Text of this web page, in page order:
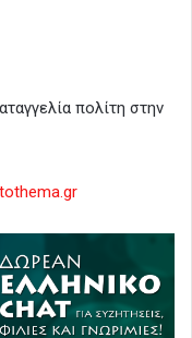
πολίτη στην